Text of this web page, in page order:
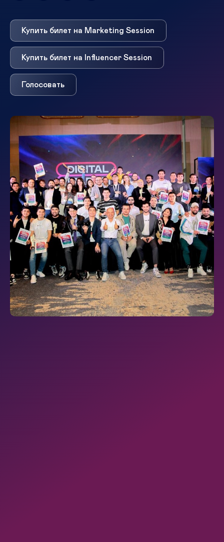
Купить билет на Marketing Session
Купить билет на Influencer Session
Голосовать